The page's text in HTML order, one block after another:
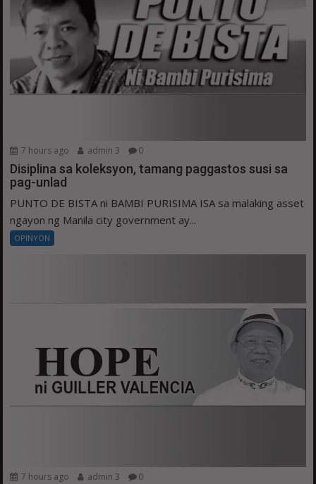
7 hours ago admin 3 0
Disiplina sa koleksyon, tamang paggastos susi sa
pag-unlad
PUNTO DE BISTA ni BAMBI PURISIMA ISA sa malaking asset
ngayon ng Manila city government ay...
OPINYON
7 hours ago admin 3 0